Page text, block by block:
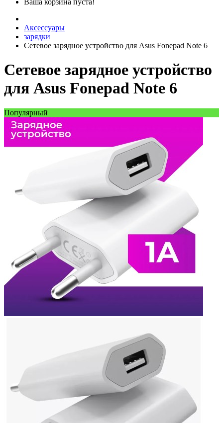
Ваша корзина пуста!
Аксессуары
зарядки
Сетевое зарядное устройство для Asus Fonepad Note 6
Сетевое зарядное устройство
для Asus Fonepad Note 6
Популярный